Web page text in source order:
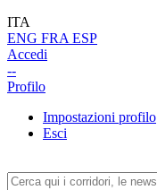
ITA
ENG FRA ESP
Accedi
--
Profilo
Impostazioni profilo
Esci